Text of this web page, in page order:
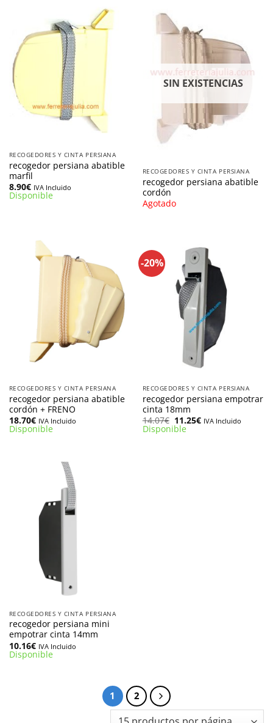
RECOGEDORES Y CINTA PERSIANA
recogedor persiana abatible
marfil
8.90€ IVA Incluido
Disponible
SIN EXISTENCIAS
RECOGEDORES Y CINTA PERSIANA
recogedor persiana abatible
cordón
Agotado
RECOGEDORES Y CINTA PERSIANA
recogedor persiana abatible
cordón + FRENO
18.70€ IVA Incluido
Disponible
-20%
RECOGEDORES Y CINTA PERSIANA
recogedor persiana empotrar
cinta 18mm
14.07€ El
precio
original
11.25€El
precio
IVA Incluido
Disponible
RECOGEDORES Y CINTA PERSIANA
recogedor persiana mini
empotrar cinta 14mm
10.16€ IVA Incluido
Disponible
1 2